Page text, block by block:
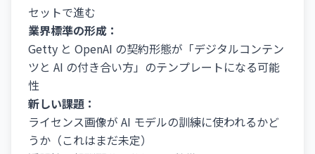
セットで進む
業界標準の形成：
Getty と OpenAI の契約形態が「デジタルコンテン
ツと AI の付き合い方」のテンプレートになる可能
性
新しい課題：
ライセンス画像が AI モデルの訓練に使われるかど
うか（これはまだ未定）